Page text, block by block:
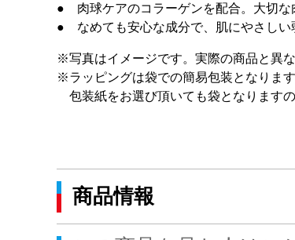
● 肉球ケアのコラーゲンを配合。大切な
● なめても安心な成分で、肌にやさしい
※写真はイメージです。実際の商品と異
※ラッピングは袋での簡易包装となります
包装紙をお選び頂いても袋となりますの
商品情報